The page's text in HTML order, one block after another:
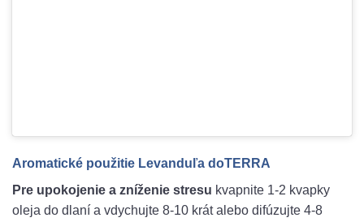
Aromatické použitie Levanduľa doTERRA
Pre upokojenie a zníženie stresu kvapnite 1-2 kvapky
oleja do dlaní a vdychujte 8-10 krát alebo difúzujte 4-8